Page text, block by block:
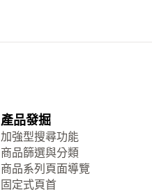
產品發掘
加強型搜尋功能
商品篩選與分類
商品系列頁面導覽
固定式頁首